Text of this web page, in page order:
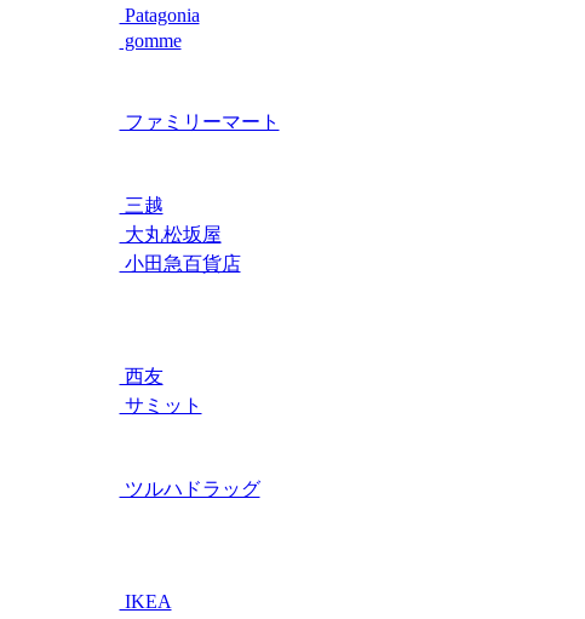
Patagonia
gomme
ファミリーマート
三越
大丸松坂屋
小田急百貨店
西友
サミット
ツルハドラッグ
IKEA